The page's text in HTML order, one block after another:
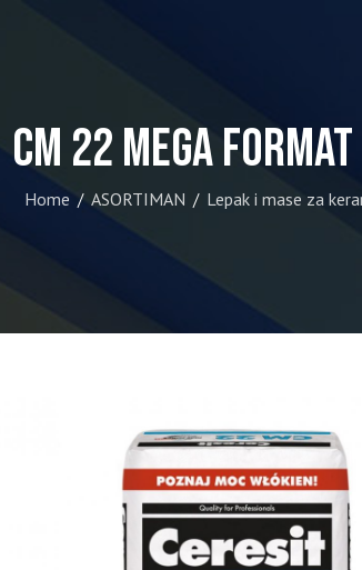
CM 22 MEGA
Home / ASORTIMAN / Lepak i mase za